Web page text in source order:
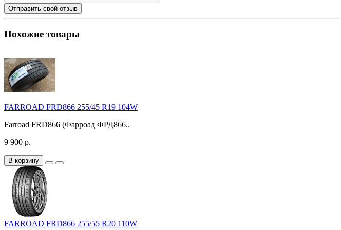
Отправить свой отзыв
Похожие товары
FARROAD FRD866 255/45 R19 104W
Farroad FRD866 (Фарроад ФРД866..
9 900 р.
В корзину
FARROAD FRD866 255/55 R20 110W